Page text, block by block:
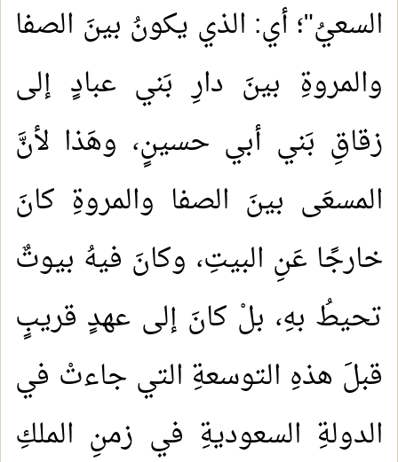
السعيُ"؛ أي: الذي يكونُ بينَ الصفا
والمروةِ بينَ دارِ بَني عبادٍ إلى
زقاقِ بَني أبي حسينٍ، وهَذا لأنَّ
المسعَى بينَ الصفا والمروةِ كانَ
خارجًا عَنِ البيتِ، وكانَ فيهُ بيوتٌ
تحيطُ بهِ، بلْ كانَ إلى عهدٍ قريبٍ
قبلَ هذهِ التوسعةِ التي جاءتْ في
الدولةِ السعوديةِ في زمنِ الملكِ